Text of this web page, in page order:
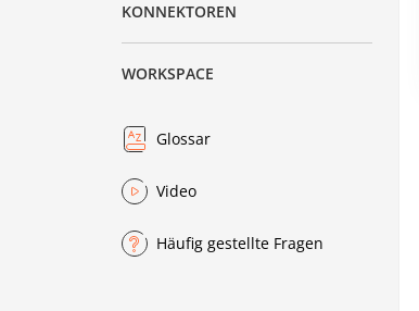
KONNEKTOREN
WORKSPACE
Glossar
Video
Häufig gestellte Fragen